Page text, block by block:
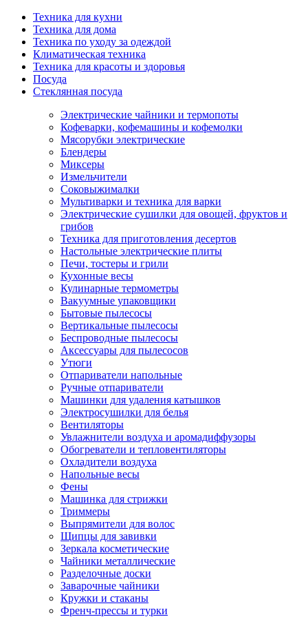
Техника для кухни
Техника для дома
Техника по уходу за одеждой
Климатическая техника
Техника для красоты и здоровья
Посуда
Стеклянная посуда
Электрические чайники и термопоты
Кофеварки, кофемашины и кофемолки
Мясорубки электрические
Блендеры
Миксеры
Измельчители
Соковыжималки
Мультиварки и техника для варки
Электрические сушилки для овощей, фруктов и
грибов
Техника для приготовления десертов
Настольные электрические плиты
Печи, тостеры и грили
Кухонные весы
Кулинарные термометры
Вакуумные упаковщики
Бытовые пылесосы
Вертикальные пылесосы
Беспроводные пылесосы
Аксессуары для пылесосов
Утюги
Отпариватели напольные
Ручные отпариватели
Машинки для удаления катышков
Электросушилки для белья
Вентиляторы
Увлажнители воздуха и аромадиффузоры
Обогреватели и тепловентиляторы
Охладители воздуха
Напольные весы
Фены
Машинка для стрижки
Триммеры
Выпрямители для волос
Щипцы для завивки
Зеркала косметические
Чайники металлические
Разделочные доски
Заварочные чайники
Кружки и стаканы
Френч-прессы и турки